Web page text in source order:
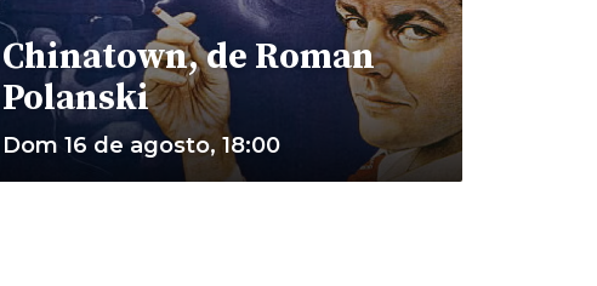
Chinatown, de Roman
Polanski
Dom 16 de agosto, 18:00